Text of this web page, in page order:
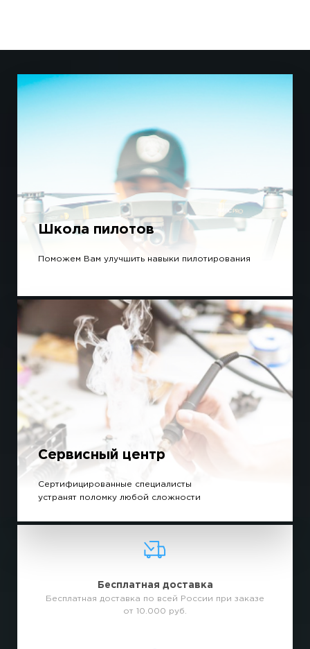
Школа пилотов
Поможем Вам улучшить навыки пилотирования
Сервисный центр
Сертифицированные специалисты
устранят поломку любой сложности
Бесплатная доставка
Бесплатная доставка по всей России при заказе
от 10.000 руб.